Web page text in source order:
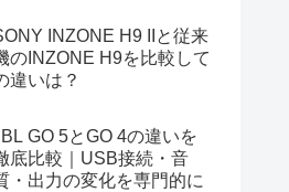
INZONE H9 IIと従来
のINZONE H9を比較して
違いは？
GO 5とGO 4の違いを
底比較｜USB接続・音
・出力の変化を専門的に